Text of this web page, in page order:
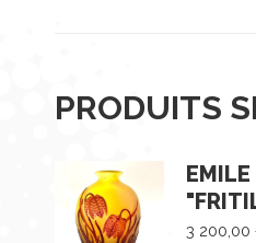
PRODUITS
EMILE
3 200,00